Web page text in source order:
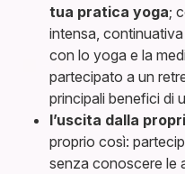
tua pratica yoga;
intensa,
con lo yoga e la
partecipato a un
principali benefici di
l’uscita dalla
proprio così:
senza conoscere le